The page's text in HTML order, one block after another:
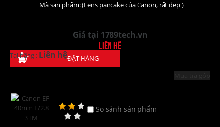
Mã sản phẩm: (Lens pancake của Canon, rất đẹp )
Giá tại 1789tech.vn
Liên hệ
Tại hãng : Liên hệĐẶT HÀNG
So sánh sản phẩm